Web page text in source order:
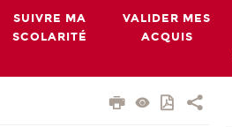
SUIVRE MA
SCOLARITÉ
VALIDER MES
ACQUIS